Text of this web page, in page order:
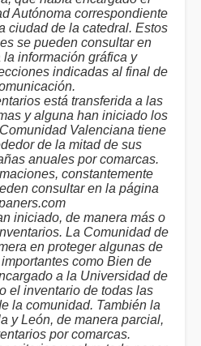
Autónoma correspondiente
ciudad de la catedral. Estos
se pueden consultar en
la información gráfica y
indicadas al final de
está transferida a las
y alguna han iniciado los
Valenciana tiene
de la mitad de sus
anuales por comarcas.
constantemente
consultar en la página
iniciado, de manera más o
La Comunidad de
en proteger algunas de
como Bien de
a la Universidad de
el inventario de todas las
la comunidad. También la
y León, de manera parcial,
por comarcas.